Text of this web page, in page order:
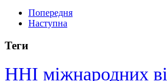
Попередня
Наступна
Теги
ННІ міжнародних